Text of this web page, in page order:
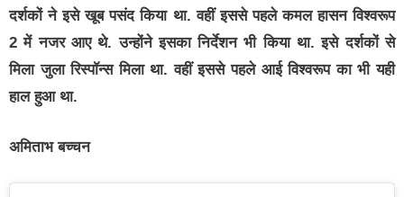
दर्शकों ने इसे खूब पसंद किया था. वहीं इससे पहले कमल हासन विश्वरूप
2 में नजर आए थे. उन्होंने इसका निर्देशन भी किया था. इसे दर्शकों से
मिला जुला रिस्पॉन्स मिला था. वहीं इससे पहले आई विश्वरूप का भी यही
हाल हुआ था.
अमिताभ बच्चन